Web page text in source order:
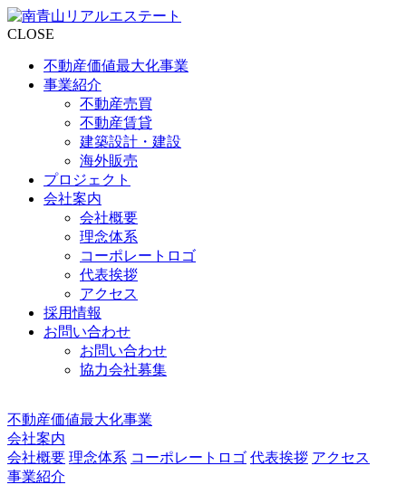
CLOSE
不動産価値最大化事業
事業紹介
不動産売買
不動産賃貸
建築設計・建設
海外販売
プロジェクト
会社案内
会社概要
理念体系
コーポレートロゴ
代表挨拶
アクセス
採用情報
お問い合わせ
お問い合わせ
協力会社募集
不動産価値最大化事業
会社案内
会社概要 理念体系 コーポレートロゴ 代表挨拶 アクセス
事業紹介